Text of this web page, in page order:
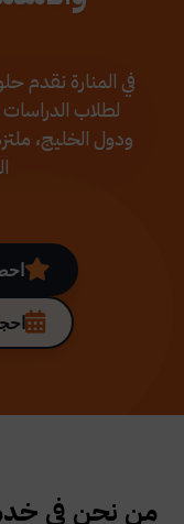
في المنارة نقدم
لطلاب الدراسات
ودول الخليج،
من نحن في